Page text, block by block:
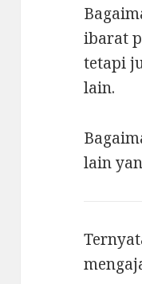
ibarat
tetapi
lain.
lain